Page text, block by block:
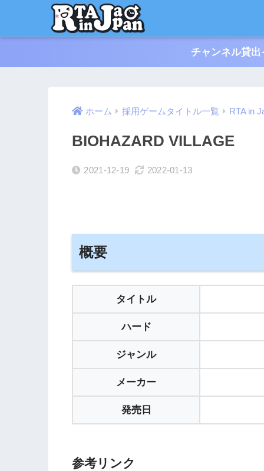
チャンネル貸
ホーム 採用ゲームタイトル一覧 RTA in
BIOHAZARD VILLAGE
2021-12-19 2022-01-13
概要
タイトル
ハード
ジャンル
メーカー
発売日
参考リンク